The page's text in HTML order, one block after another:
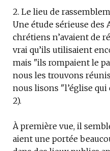
2. Le lieu de
Une étude sérieuse des
chrétiens n’avaient de
vrai qu’ils utilisaient
mais "ils rompaient le
nous les trouvons
nous lisons "l’église qui
2).
À première vue, il
aient une portée